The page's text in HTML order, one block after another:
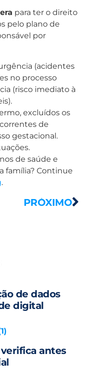
para ter o direito
pelo plano de
por
(acidentes
no processo
(risco imediato à
excluídos os
de
gestacional.
de saúde e
família? Continue
.
PRÓXIMO
de dados
digital
antes